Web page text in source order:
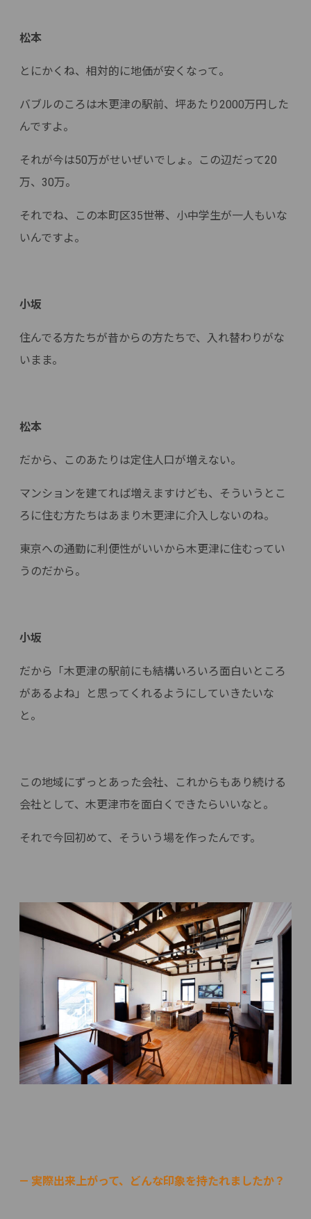
松本
とにかくね、相対的に地価が安くなって。
バブルのころは木更津の駅前、坪あたり2000万円した
んですよ。
それが今は50万がせいぜいでしょ。この辺だって20
万、30万。
それでね、この本町区35世帯、小中学生が一人もいな
いんですよ。
小坂
住んでる方たちが昔からの方たちで、入れ替わりがな
いまま。
松本
だから、このあたりは定住人口が増えない。
マンションを建てれば増えますけども、そういうとこ
ろに住む方たちはあまり木更津に介入しないのね。
東京への通勤に利便性がいいから木更津に住むってい
うのだから。
小坂
だから「木更津の駅前にも結構いろいろ面白いところ
があるよね」と思ってくれるようにしていきたいな
と。
この地域にずっとあった会社、これからもあり続ける
会社として、木更津市を面白くできたらいいなと。
それで今回初めて、そういう場を作ったんです。
— 実際出来上がって、どんな印象を持たれましたか？